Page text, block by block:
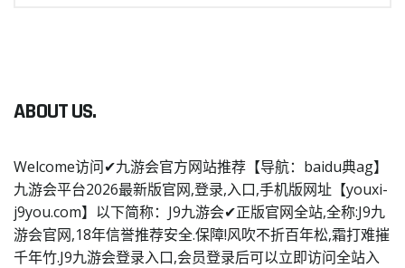
ABOUT US.
Welcome访问✔九游会官方网站推荐【导航：baidu典ag】
九游会平台2026最新版官网,登录,入口,手机版网址【youxi-
j9you.com】以下简称：J9九游会✔正版官网全站,全称:J9九
游会官网,18年信誉推荐安全.保障!风吹不折百年松,霜打难摧
千年竹.J9九游会登录入口,会员登录后可以立即访问全站入